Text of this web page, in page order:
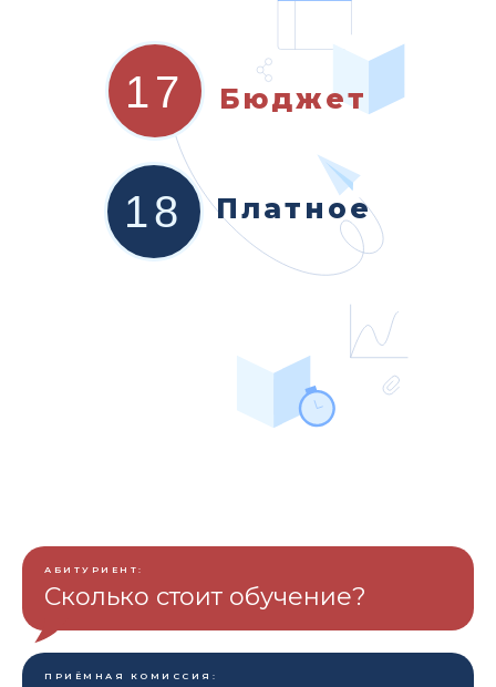
Платное
17
18
Бюджет
АБИТУРИЕНТ:
Сколько стоит обучение?
ПРИЁМНАЯ КОМИССИЯ: